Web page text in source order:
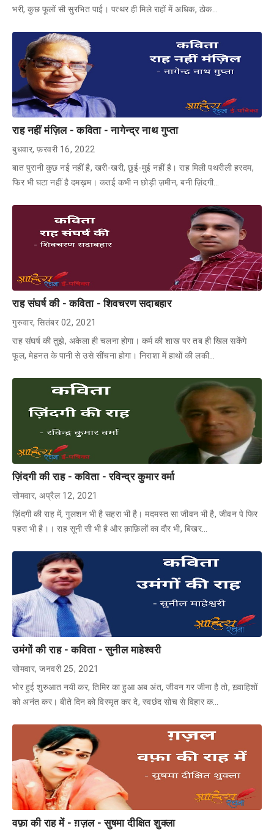
भरी, कुछ फूलों सी सुरभित पाई। पत्थर ही मिले राहों में अधिक, ठोक…
राह नहीं मंज़िल - कविता - नागेन्द्र नाथ गुप्ता
बुधवार, फ़रवरी 16, 2022
बात पुरानी कुछ नई नहीं है, खरी-खरी, छुई-मुई नहीं है। राह मिली पथरीली हरदम,
फिर भी घटा नहीं है दमख़म। कतई कभी न छोड़ी ज़मीन, बनी ज़िंदगी…
राह संघर्ष की - कविता - शिवचरण सदाबहार
गुरुवार, सितंबर 02, 2021
राह संघर्ष की तुझे, अकेला ही चलना होगा। कर्म की शाख पर तब ही खिल सकेंगे
फूल, मेहनत के पानी से उसे सींचना होगा। निराशा में हाथों की लकी…
ज़िंदगी की राह - कविता - रविन्द्र कुमार वर्मा
सोमवार, अप्रैल 12, 2021
ज़िंदगी की राह में, गुलशन भी है सहरा भी है। मदमस्त सा जीवन भी है, जीवन पे फिर
पहरा भी है।। राह सूनी सी भी है और क़ाफ़िलों का दौर भी, बिखर…
उमंगों की राह - कविता - सुनील माहेश्वरी
सोमवार, जनवरी 25, 2021
भोर हुई शुरुआत नयी कर, तिमिर का हुआ अब अंत, जीवन गर जीना है तो, ख़्वाहिशों
को अनंत कर। बीते दिन को विस्मृत कर दे, स्वछंद सोच से विहार क…
वफ़ा की राह में - ग़ज़ल - सुषमा दीक्षित शुक्ला